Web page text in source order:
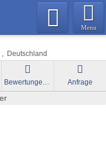
Menu
Deutschland
Bewertungen Anfrage